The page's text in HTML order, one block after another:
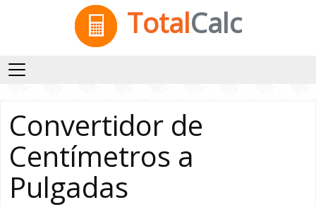
TotalCalc
Convertidor de
Centímetros a
Pulgadas